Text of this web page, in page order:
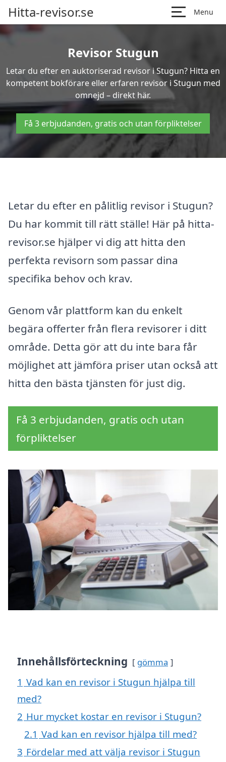
Hitta-revisor.se Menu
Revisor Stugun
Letar du efter en auktoriserad revisor i Stugun? Hitta en
kompetent bokförare eller erfaren revisor i Stugun med
omnejd – direkt här.
Få 3 erbjudanden, gratis och utan förpliktelser
Letar du efter en pålitlig revisor i Stugun?
Du har kommit till rätt ställe! Här på hitta-
revisor.se hjälper vi dig att hitta den
perfekta revisorn som passar dina
specifika behov och krav.
Genom vår plattform kan du enkelt
begära offerter från flera revisorer i ditt
område. Detta gör att du inte bara får
möjlighet att jämföra priser utan också att
hitta den bästa tjänsten för just dig.
Få 3 erbjudanden, gratis och utan
förpliktelser
Innehållsförteckning gömma
1 Vad kan en revisor i Stugun hjälpa till
med?
2 Hur mycket kostar en revisor i Stugun?
2.1 Vad kan en revisor hjälpa till med?
3 Fördelar med att välja revisor i Stugun